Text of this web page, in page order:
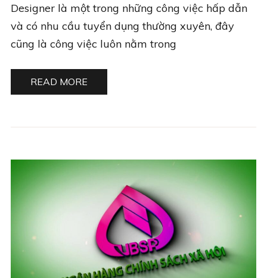
Designer là một trong những công việc hấp dẫn
và có nhu cầu tuyển dụng thường xuyên, đây
cũng là công việc luôn nằm trong
READ MORE